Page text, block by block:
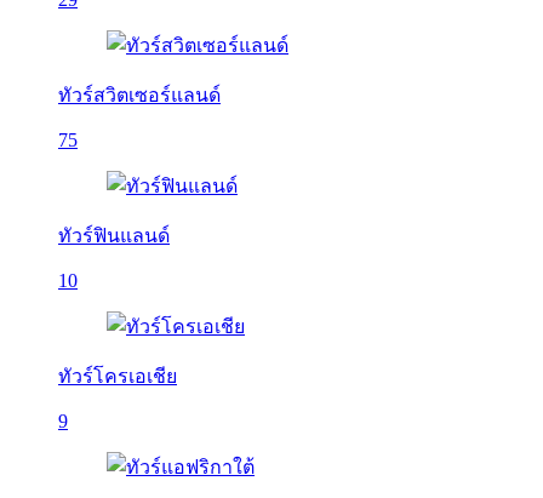
ทัวร์สวิตเซอร์แลนด์
75
ทัวร์ฟินแลนด์
10
ทัวร์โครเอเชีย
9